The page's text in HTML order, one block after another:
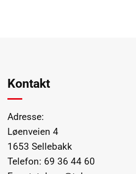
Kontakt
Adresse:
Løenveien 4
1653 Sellebakk
Telefon: 69 36 44 60